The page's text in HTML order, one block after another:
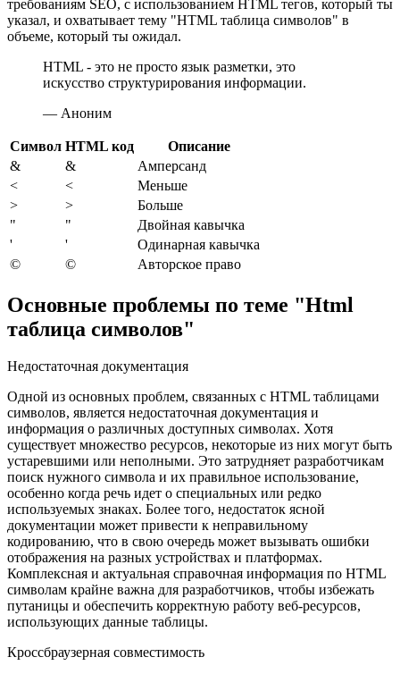
требованиям SEO, с использованием HTML тегов, который ты
указал, и охватывает тему "HTML таблица символов" в
объеме, который ты ожидал.
HTML - это не просто язык разметки, это
искусство структурирования информации.
— Аноним
Символ HTML код
Описание
&
&
Амперсанд
<
<
Меньше
>
>
Больше
"
"
Двойная кавычка
'
'
Одинарная кавычка
©
© Авторское право
Основные проблемы по теме "Html
таблица символов"
Недостаточная документация
Одной из основных проблем, связанных с HTML таблицами
символов, является недостаточная документация и
информация о различных доступных символах. Хотя
существует множество ресурсов, некоторые из них могут быть
устаревшими или неполными. Это затрудняет разработчикам
поиск нужного символа и их правильное использование,
особенно когда речь идет о специальных или редко
используемых знаках. Более того, недостаток ясной
документации может привести к неправильному
кодированию, что в свою очередь может вызывать ошибки
отображения на разных устройствах и платформах.
Комплексная и актуальная справочная информация по HTML
символам крайне важна для разработчиков, чтобы избежать
путаницы и обеспечить корректную работу веб-ресурсов,
использующих данные таблицы.
Кроссбраузерная совместимость